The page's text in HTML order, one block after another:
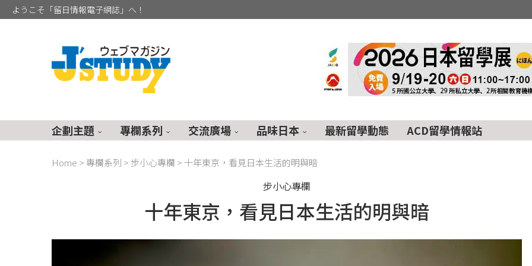
ようこそ「留日情報電子網誌」へ！
企劃主題 專欄系列 交流廣場 品味日本 最新留學動態 ACD留學情報站
Home > 專欄系列 > 步小心專欄 > 十年東京，看見日本生活的明與暗
步小心專欄
十年東京，看見日本生活的明與暗